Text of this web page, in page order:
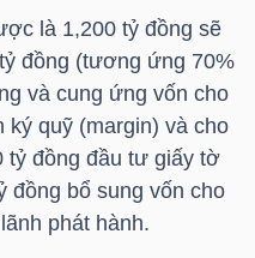
là 1,200 tỷ đồng sẽ
đồng (tương ứng 70%
và cung ứng vốn cho
ký quỹ (margin) và cho
tỷ đồng đầu tư giấy tờ
đồng bổ sung vốn cho
phát hành.